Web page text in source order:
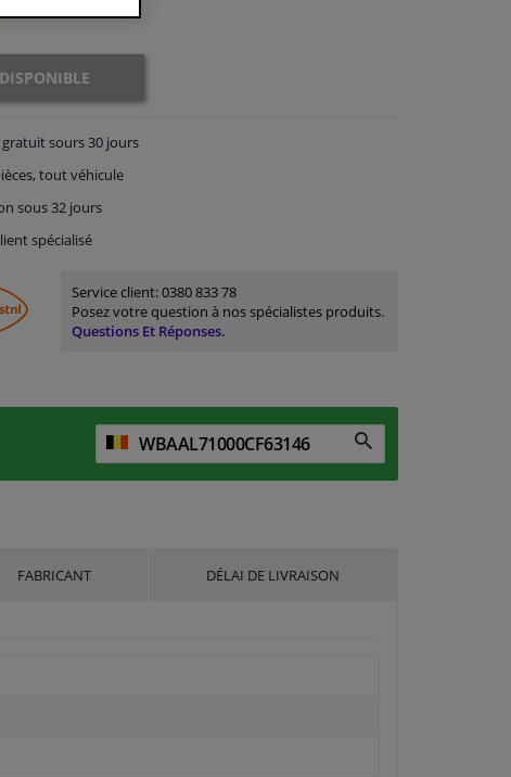
gratuitsours 30 jours
tout véhicule
sous 32 jours
spécialisé
Service client:0380 833 78
Posez votre question à nos spécialistes produits.
Questions Et Réponses.
FABRICANT DÉLAI DE LIVRAISON